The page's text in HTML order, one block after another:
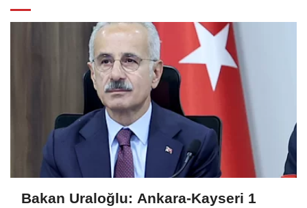
Bakan Uraloğlu: Ankara-Kayseri 1